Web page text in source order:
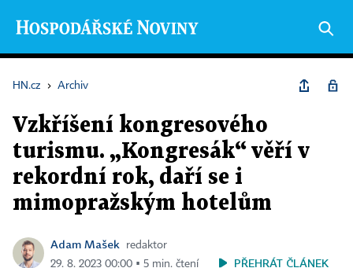
HN.cz › Archiv
Vzkříšení kongresového
turismu. „Kongresák“ věří v
rekordní rok, daří se i
mimopražským hotelům
Adam Mašek
redaktor
29. 8. 2023 00:00 ▪ 5 min. čtení
PŘEHRÁT ČLÁNEK